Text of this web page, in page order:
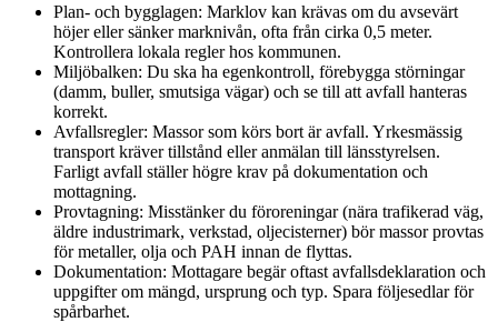
Plan- och bygglagen: Marklov kan krävas om du avsevärt
höjer eller sänker marknivån, ofta från cirka 0,5 meter.
Kontrollera lokala regler hos kommunen.
Miljöbalken: Du ska ha egenkontroll, förebygga störningar
(damm, buller, smutsiga vägar) och se till att avfall hanteras
korrekt.
Avfallsregler: Massor som körs bort är avfall. Yrkesmässig
transport kräver tillstånd eller anmälan till länsstyrelsen.
Farligt avfall ställer högre krav på dokumentation och
mottagning.
Provtagning: Misstänker du föroreningar (nära trafikerad väg,
äldre industrimark, verkstad, oljecisterner) bör massor provtas
för metaller, olja och PAH innan de flyttas.
Dokumentation: Mottagare begär oftast avfallsdeklaration och
uppgifter om mängd, ursprung och typ. Spara följesedlar för
spårbarhet.